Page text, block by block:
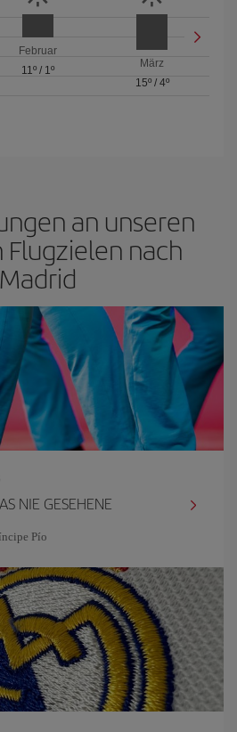
Februar
11º/ 1º
März
15º/ 4º
an unseren
nach
Madrid
NIE GESEHENE
Pío